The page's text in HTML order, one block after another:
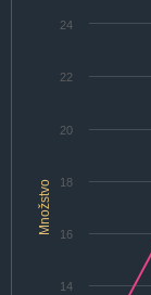
Množstvo
14
16
18
20
22
24